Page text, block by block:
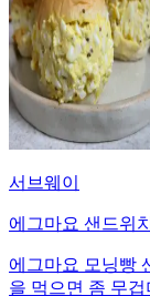
서브웨이
에그마요 샌드위치
에그마요 모닝빵
을 먹으면 좀 무